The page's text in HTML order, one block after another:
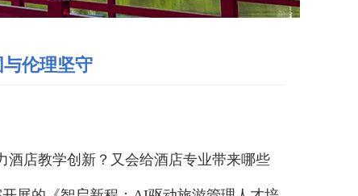
伦理坚守
酒店教学创新？又会给酒店专业带来哪些